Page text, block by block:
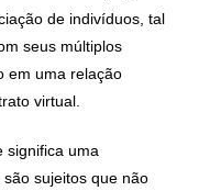
de indivíduos, tal
seus múltiplos
em uma relação
virtual.
significa uma
sujeitos que não